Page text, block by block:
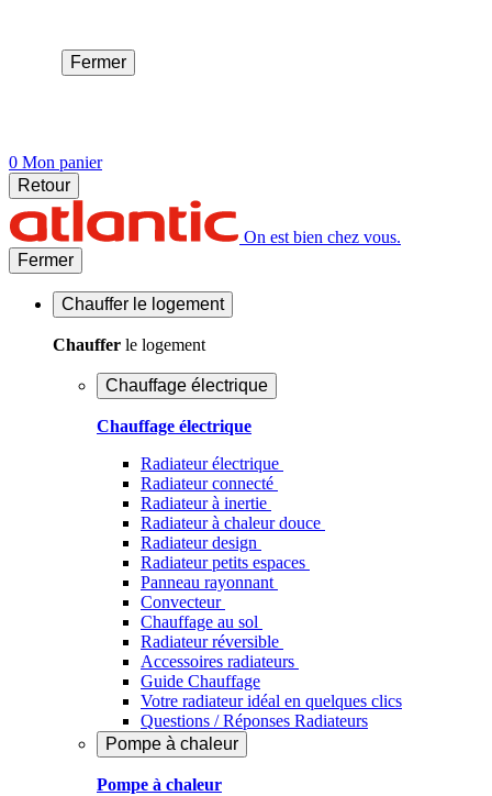
Fermer
0 Mon panier
Retour
On est bien chez vous.
Fermer
Chauffer le logement
Chauffer le logement
Chauffage électrique
Chauffage électrique
Radiateur électrique
Radiateur connecté
Radiateur à inertie
Radiateur à chaleur douce
Radiateur design
Radiateur petits espaces
Panneau rayonnant
Convecteur
Chauffage au sol
Radiateur réversible
Accessoires radiateurs
Guide Chauffage
Votre radiateur idéal en quelques clics
Questions / Réponses Radiateurs
Pompe à chaleur
Pompe à chaleur